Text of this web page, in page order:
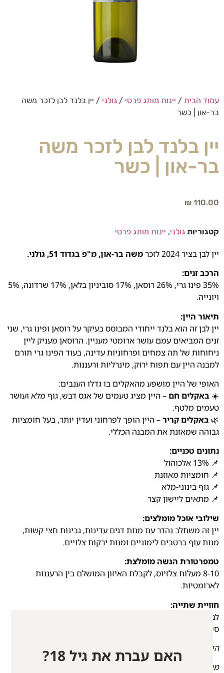
עמוד הבית / יינות מותג פרטי / גולני / יין בלנד לבן לזכר משה
בר-און | כשר
יין בלנד לבן לזכר משה
בר-און | כשר
₪ 110.00
קטגוריות גולני, יינות מותג פרטי
יין לבן בציר 2024 לזכר משה בר-און, מ"פ בגדוד 51, גולני
.
הרכב זנים:
35% פינו גרי, 26% רוסאן, 17% סוביניון בלאן, 17% שרדונה, 5%
ויונייה.
תיאור היין:
יין לבן זה הוא בלנד ייחודי המבוסס בעיקר על רוסאן ופינו גרי, שני
זנים המביאים עמם עושר ארומטי מעניין. הרוסאן מעניק ליין
ניחוחות של תה צמחים ופרחוניות עדינה, בעוד הפינו גרי תורם
למבנה היין עם תפוח ירוק, מינרליות ורעננות.
האופי של היין מושפע מהאקלים בו גדלו הענבים:
☀️ באקלים חם– היין מציג טעמים של אגס דבש, גוף מלא ועושר
טעמים מלטף.
🌿 באקלים קריר– היין הופך לפרחוני ועדין יותר, בעל חומציות
גבוהה שמאזנת את המבנה הכללי.
נתונים טכניים:
📌 13% אלכוהול
📌 חומציות מאוזנת
📌 גוף בינוני-מלא
📌 מתאים ליישון קצר
שילובי אוכל מומלצים:
יין זה משתלב נהדר עם מנות דגים עדינות, גבינות חצי קשות,
מנות עוף ברטבים לימוניים ומנות ירקות צלויים.
טמפרטורת הגשה מומלצת:
8-10 מעלות צלזיוס, לקבלת האיזון המושלם בין הרעננות
לארומטיות.
חוויית שתייה:
לבן אלגנטי זה מציע חוויית שתייה רעננה, מאוזנת ומורכבת, עם
סיומת נעימה ונוכחות ייחודית בכוס.
היין לזכר רס”ןהאם עברת את גיל 18?